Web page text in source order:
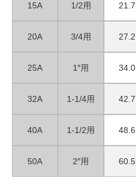
15A 1/2用 21.7
20A 3/4用 27.2
25A 1″用 34.0
32A 1-1/4用 42.7
40A 1-1/2用 48.6
50A 2″用 60.5